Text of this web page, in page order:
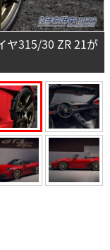
ヤ315/30 ZR 21が